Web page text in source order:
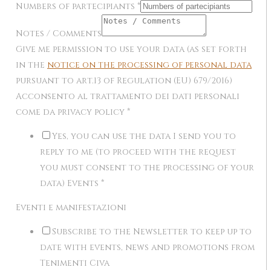
Numbers of partecipiants *
Notes / Comments
Give me permission to use your data (as set forth
in the notice on the processing of personal data
pursuant to art.13 of Regulation (EU) 679/2016)
Acconsento al trattamento dei dati personali
come da privacy policy *
Yes, you can use the data I send you to
reply to me (to proceed with the request
you must consent to the processing of your
data) Events *
Eventi e manifestazioni
Subscribe to the Newsletter to keep up to
date with events, news and promotions from
Tenimenti Civa